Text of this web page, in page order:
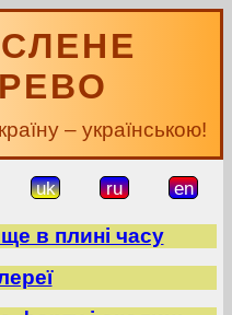
– українською!
uk ru en
в плині часу